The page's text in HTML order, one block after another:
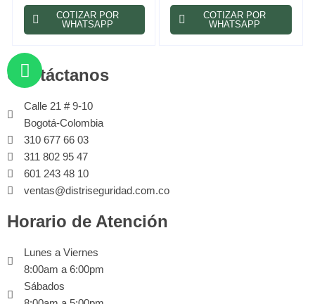
COTIZAR POR
WHATSAPP
COTIZAR POR
WHATSAPP
Contáctanos
Calle 21 # 9-10
Bogotá-Colombia
310 677 66 03
311 802 95 47
601 243 48 10
ventas@distriseguridad.com.co
Horario de Atención
Lunes a Viernes
8:00am a 6:00pm
Sábados